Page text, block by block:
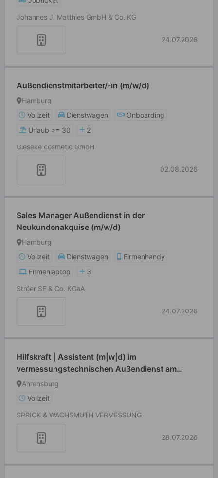
Johannes J. Matthies GmbH & Co. KG
24.07.2026
Außendienstmitarbeiter/-in (m/w/d)
Hamburg
Vollzeit
Dienstwagen
Onboarding
Urlaub >= 30
2
Gieseke cosmetic GmbH
02.08.2026
Sales Manager Außendienst in der
Neukundenakquise (m/w/d)
Hamburg
Vollzeit
Dienstwagen
Firmenhandy
Firmenlaptop
3
Ströer SE & Co. KGaA
24.07.2026
Hilfskraft | Assistent (m|w|d) im
vermessungstechnischen Außendienst am
Standort Ahrensburg oder Schwarzenbek
Ahrensburg
Vollzeit
SPRICK & WACHSMUTH VERMESSUNG
28.07.2026